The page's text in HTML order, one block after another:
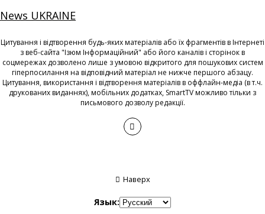
News UKRAINE
Цитування і відтворення будь-яких матеріалів або їх фрагментів в Інтернеті
з веб-сайта "Ізюм Інформаційний" або його каналів і сторінок в
соцмережах дозволено лише з умовою відкритого для пошукових систем
гіперпосилання на відповідний матеріал не нижче першого абзацу.
Цитування, використання і відтворення матеріалів в оффлайн-медіа (в т.ч.
друкованих виданнях), мобільних додатках, SmartTV можливо тільки з
письмового дозволу редакції.
Наверх
Язык: